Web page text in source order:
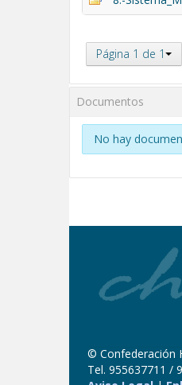
Página 1 de 1
Documentos
No hay
© Confederación
Tel. 955637711 /